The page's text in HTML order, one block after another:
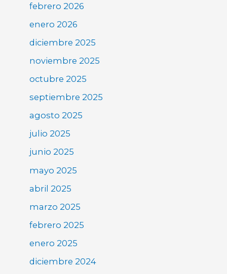
febrero 2026
enero 2026
diciembre 2025
noviembre 2025
octubre 2025
septiembre 2025
agosto 2025
julio 2025
junio 2025
mayo 2025
abril 2025
marzo 2025
febrero 2025
enero 2025
diciembre 2024